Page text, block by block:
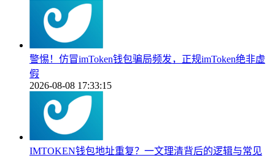
警惕！仿冒imToken钱包骗局频发，正规imToken绝非虚
假
2026-08-08 17:33:15
IMTOKEN钱包地址重复？一文理清背后的逻辑与常见